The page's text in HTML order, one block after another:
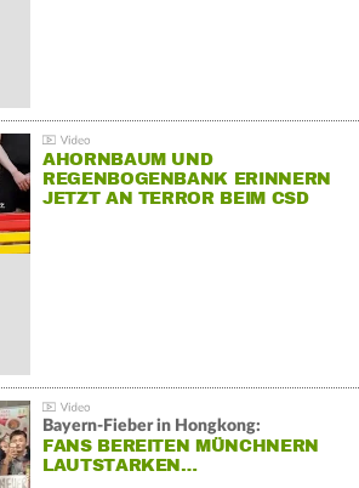
AHORNBAUM UND
REGENBOGENBANK ERINNERN
JETZT AN TERROR BEIM CSD
Bayern-Fieber in Hongkong:
FANS BEREITEN MÜNCHNERN
LAUTSTARKEN…